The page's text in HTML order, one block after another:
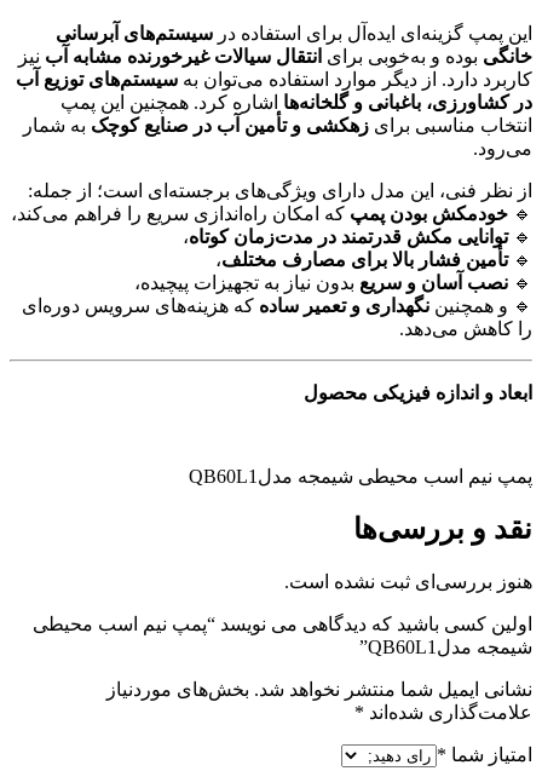
این پمپ گزینه‌ای ایده‌آل برای استفاده در سیستم‌های آبرسانی
خانگی بوده و به‌خوبی برای انتقال سیالات غیرخورنده مشابه آب نیز
کاربرد دارد. از دیگر موارد استفاده می‌توان به سیستم‌های توزیع آب
در کشاورزی، باغبانی و گلخانه‌ها اشاره کرد. همچنین این پمپ
انتخاب مناسبی برای زهکشی و تأمین آب در صنایع کوچک به شمار
می‌رود.
از نظر فنی، این مدل دارای ویژگی‌های برجسته‌ای است؛ از جمله:
🔹 خودمکش بودن پمپ که امکان راه‌اندازی سریع را فراهم می‌کند،
🔹توانایی مکش قدرتمند در مدت‌زمان کوتاه،
🔹تأمین فشار بالا برای مصارف مختلف،
🔹 نصب آسان و سریع بدون نیاز به تجهیزات پیچیده،
🔹 و همچنین نگهداری و تعمیر ساده که هزینه‌های سرویس دوره‌ای
را کاهش می‌دهد.
ابعاد و اندازه فیزیکی محصول
پمپ نیم‌ اسب‌ محیطی‌ شیمجه مدلQB60L1
نقد و بررسی‌ها
هنوز بررسی‌ای ثبت نشده است.
اولین کسی باشید که دیدگاهی می نویسد “پمپ نیم‌ اسب‌ محیطی‌
شیمجه مدلQB60L1”
نشانی ایمیل شما منتشر نخواهد شد. بخش‌های موردنیاز
علامت‌گذاری شده‌اند *
امتیاز شما *